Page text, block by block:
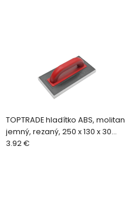
TOPTRADE hladítko ABS, molitan
jemný, rezaný, 250 x 130 x 30
mm
3.92 €